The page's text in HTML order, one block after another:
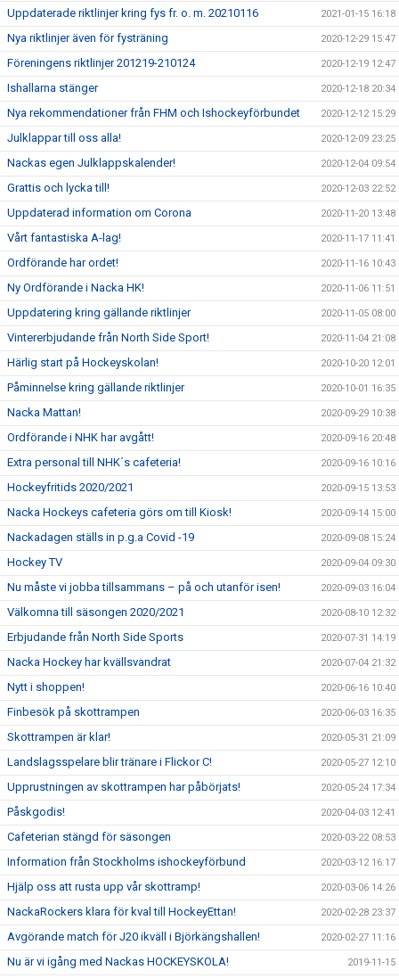
Uppdaterade riktlinjer kring fys fr. o. m. 20210116 2021-01-15 16:18
Nya riktlinjer även för fysträning 2020-12-29 15:47
Föreningens riktlinjer 201219-210124 2020-12-19 12:47
Ishallarna stänger 2020-12-18 20:34
Nya rekommendationer från FHM och Ishockeyförbundet 2020-12-12 15:29
Julklappar till oss alla! 2020-12-09 23:25
Nackas egen Julklappskalender! 2020-12-04 09:54
Grattis och lycka till! 2020-12-03 22:52
Uppdaterad information om Corona 2020-11-20 13:48
Vårt fantastiska A-lag! 2020-11-17 11:41
Ordförande har ordet! 2020-11-16 10:43
Ny Ordförande i Nacka HK! 2020-11-06 11:51
Uppdatering kring gällande riktlinjer 2020-11-05 08:00
Vintererbjudande från North Side Sport! 2020-11-04 21:08
Härlig start på Hockeyskolan! 2020-10-20 12:01
Påminnelse kring gällande riktlinjer 2020-10-01 16:35
Nacka Mattan! 2020-09-29 10:38
Ordförande i NHK har avgått! 2020-09-16 20:48
Extra personal till NHK´s cafeteria! 2020-09-16 10:16
Hockeyfritids 2020/2021 2020-09-15 13:53
Nacka Hockeys cafeteria görs om till Kiosk! 2020-09-14 15:00
Nackadagen ställs in p.g.a Covid -19 2020-09-08 15:24
Hockey TV 2020-09-04 09:30
Nu måste vi jobba tillsammans – på och utanför isen! 2020-09-03 16:04
Välkomna till säsongen 2020/2021 2020-08-10 12:32
Erbjudande från North Side Sports 2020-07-31 14:19
Nacka Hockey har kvällsvandrat 2020-07-04 21:32
Nytt i shoppen! 2020-06-16 10:40
Finbesök på skottrampen 2020-06-03 16:35
Skottrampen är klar! 2020-05-31 21:09
Landslagsspelare blir tränare i Flickor C! 2020-05-27 12:10
Upprustningen av skottrampen har påbörjats! 2020-05-24 17:34
Påskgodis! 2020-04-03 12:41
Cafeterian stängd för säsongen 2020-03-22 08:53
Information från Stockholms ishockeyförbund 2020-03-12 16:17
Hjälp oss att rusta upp vår skottramp! 2020-03-06 14:26
NackaRockers klara för kval till HockeyEttan! 2020-02-28 23:37
Avgörande match för J20 ikväll i Björkängshallen! 2020-02-27 11:16
Nu är vi igång med Nackas HOCKEYSKOLA! 2019-11-15